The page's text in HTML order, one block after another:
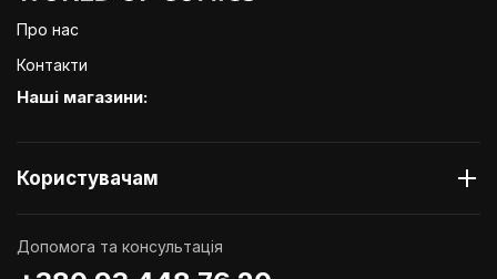
Про нас
Контакти
Наші магазини:
Користувачам
Допомога та консультація